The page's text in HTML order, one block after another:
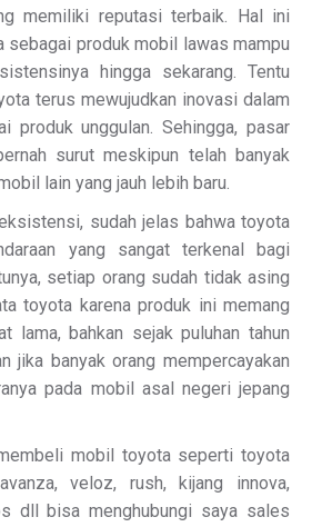
memiliki reputasi terbaik. Hal ini
sebagai produk mobil lawas mampu
hingga sekarang. Tentu
terus mewujudkan inovasi dalam
produk unggulan. Sehingga, pasar
surut meskipun telah banyak
lain yang jauh lebih baru.
sudah jelas bahwa toyota
yang sangat terkenal bagi
setiap orang sudah tidak asing
toyota karena produk ini memang
lama, bahkan sejak puluhan tahun
jika banyak orang mempercayakan
pada mobil asal negeri jepang
mobil toyota seperti toyota
veloz, rush, kijang innova,
dll bisa menghubungi saya sales